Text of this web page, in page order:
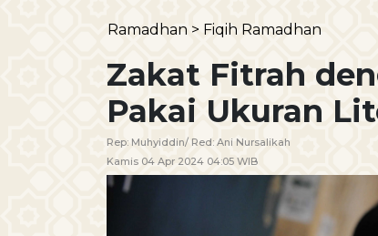
Ramadhan > Fiqih Ramadhan
Zakat Fitrah
Pakai Ukuran
Rep: Muhyiddin/ Red: Ani Nursalikah
Kamis 04 Apr 2024 04:05 WIB